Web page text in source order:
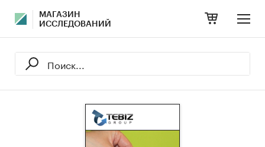
МАГАЗИН
ИССЛЕДОВАНИЙ